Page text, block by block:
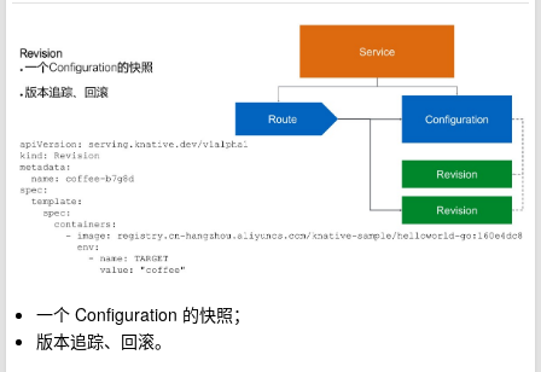
一个 Configuration 的快照；
版本追踪、回滚。